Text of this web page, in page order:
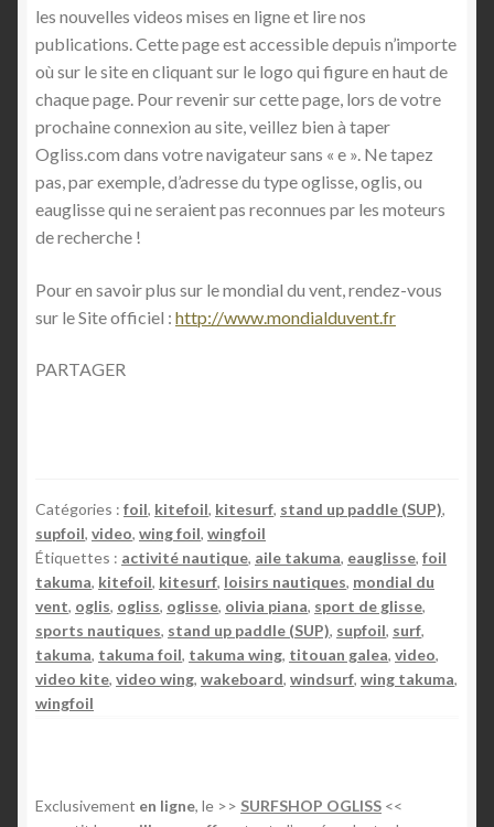
les nouvelles videos mises en ligne et lire nos
publications. Cette page est accessible depuis n’importe
où sur le site en cliquant sur le logo qui figure en haut de
chaque page. Pour revenir sur cette page, lors de votre
prochaine connexion au site, veillez bien à taper
Ogliss.com dans votre navigateur sans « e ». Ne tapez
pas, par exemple, d’adresse du type oglisse, oglis, ou
eauglisse qui ne seraient pas reconnues par les moteurs
de recherche !
Pour en savoir plus sur le mondial du vent, rendez-vous
sur le Site officiel : http://www.mondialduvent.fr
PARTAGER
Catégories : foil, kitefoil, kitesurf, stand up paddle (SUP),
supfoil, video, wing foil, wingfoil
Étiquettes : activité nautique, aile takuma, eauglisse, foil
takuma, kitefoil, kitesurf, loisirs nautiques, mondial du
vent, oglis, ogliss, oglisse, olivia piana, sport de glisse,
sports nautiques, stand up paddle (SUP), supfoil, surf,
takuma, takuma foil, takuma wing, titouan galea, video,
video kite, video wing, wakeboard, windsurf, wing takuma,
wingfoil
Exclusivement en ligne, le >> SURFSHOP OGLISS <<